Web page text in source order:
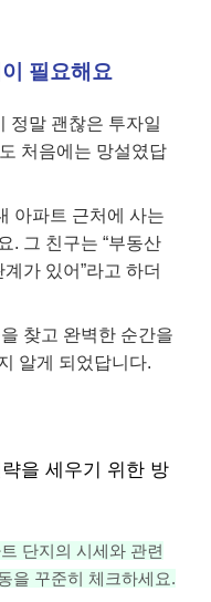
필요해요
정말 괜찮은 투자일
처음에는 망설였답
아파트 근처에 사는
. 그 친구는 “부동산
가 있어”라고 하더
찾고 완벽한 순간을
알게 되었답니다.
을 세우기 위한 방
단지의 시세와 관련
을 꾸준히 체크하세요.